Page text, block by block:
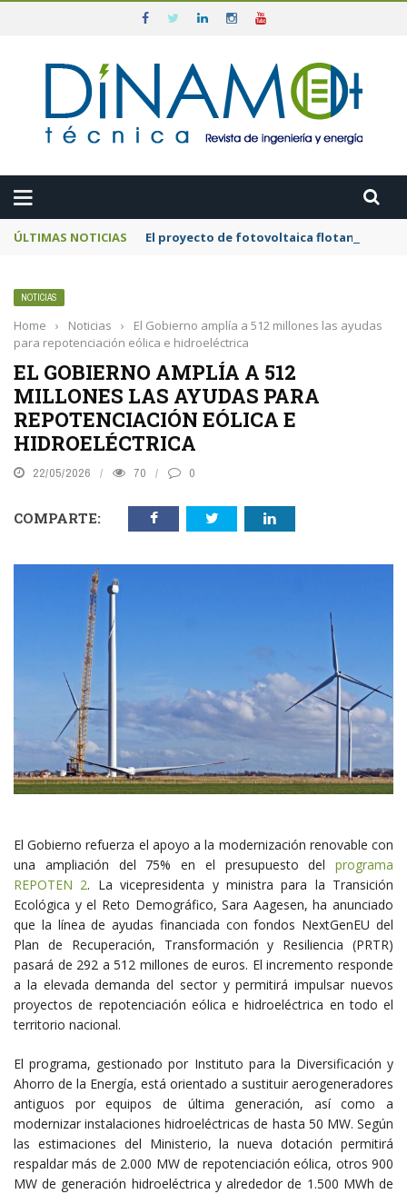
ÚLTIMAS NOTICIAS El proyecto de fotovoltaica flotante
NOTICIAS
Home › Noticias ›
El Gobierno amplía a 512 millones las ayudas
para repotenciación eólica e hidroeléctrica
EL GOBIERNO AMPLÍA A 512
MILLONES LAS AYUDAS PARA
REPOTENCIACIÓN EÓLICA E
HIDROELÉCTRICA
22/05/2026 70 0
COMPARTE:
El Gobierno refuerza el apoyo a la modernización renovable con
una ampliación del 75% en el presupuesto del programa
REPOTEN 2. La vicepresidenta y ministra para la Transición
Ecológica y el Reto Demográfico, Sara Aagesen, ha anunciado
que la línea de ayudas financiada con fondos NextGenEU del
Plan de Recuperación, Transformación y Resiliencia (PRTR)
pasará de 292 a 512 millones de euros. El incremento responde
a la elevada demanda del sector y permitirá impulsar nuevos
proyectos de repotenciación eólica e hidroeléctrica en todo el
territorio nacional.
El programa, gestionado por Instituto para la Diversificación y
Ahorro de la Energía, está orientado a sustituir aerogeneradores
antiguos por equipos de última generación, así como a
modernizar instalaciones hidroeléctricas de hasta 50 MW. Según
las estimaciones del Ministerio, la nueva dotación permitirá
respaldar más de 2.000 MW de repotenciación eólica, otros 900
MW de generación hidroeléctrica y alrededor de 1.500 MWh de